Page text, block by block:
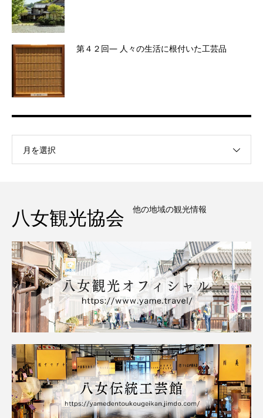
第４２回― 人々の生活に根付いた工芸品
月を選択
八女観光協会 他の地域の観光情報